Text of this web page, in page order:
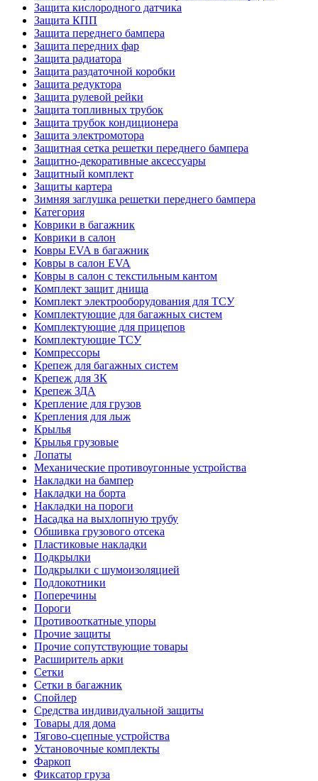
Защита кислородного датчика
Защита КПП
Защита переднего бампера
Защита передних фар
Защита радиатора
Защита раздаточной коробки
Защита редуктора
Защита рулевой рейки
Защита топливных трубок
Защита трубок кондиционера
Защита электромотора
Защитная сетка решетки переднего бампера
Защитно-декоративные аксессуары
Защитный комплект
Защиты картера
Зимняя заглушка решетки переднего бампера
Категория
Коврики в багажник
Коврики в салон
Ковры EVA в багажник
Ковры в салон EVA
Ковры в салон с текстильным кантом
Комплект защит днища
Комплект электрооборудования для ТСУ
Комплектующие для багажных систем
Комплектующие для прицепов
Комплектующие ТСУ
Компрессоры
Крепеж для багажных систем
Крепеж для ЗК
Крепеж ЗДА
Крепление для грузов
Крепления для лыж
Крылья
Крылья грузовые
Лопаты
Механические противоугонные устройства
Накладки на бампер
Накладки на борта
Накладки на пороги
Насадка на выхлопную трубу
Обшивка грузового отсека
Пластиковые накладки
Подкрылки
Подкрылки с шумоизоляцией
Подлокотники
Поперечины
Пороги
Противооткатные упоры
Прочие защиты
Прочие сопутствующие товары
Расширитель арки
Сетки
Сетки в багажник
Спойлер
Средства индивидуальной защиты
Товары для дома
Тягово-сцепные устройства
Установочные комплекты
Фаркоп
Фиксатор груза